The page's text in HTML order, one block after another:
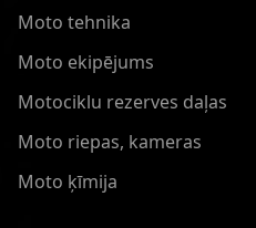
Moto tehnika
Moto ekipējums
Motociklu rezerves daļas
Moto riepas, kameras
Moto ķīmija